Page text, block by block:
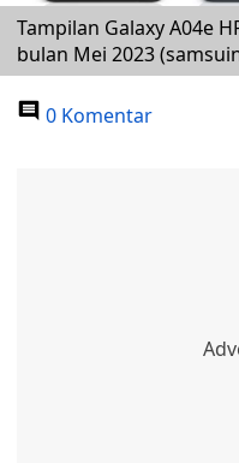
Tampilan Galaxy A04e
bulan Mei 2023
0 Komentar